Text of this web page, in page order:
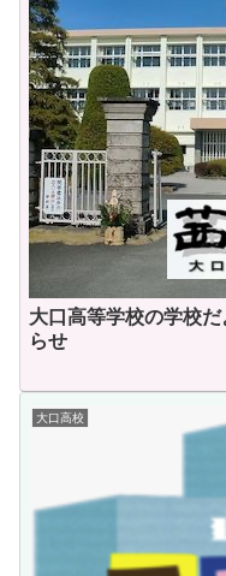
大口高等学校の学校
らせ
大口高校